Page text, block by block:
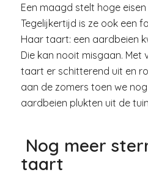
Een maagd stelt hoge
Tegelijkertijd is ze ook een
Haar taart: een aardbeien
Die kan nooit misgaan. Met
taart er schitterend uit en
aan de zomers toen we
aardbeien plukten uit de
Nog meer
taart